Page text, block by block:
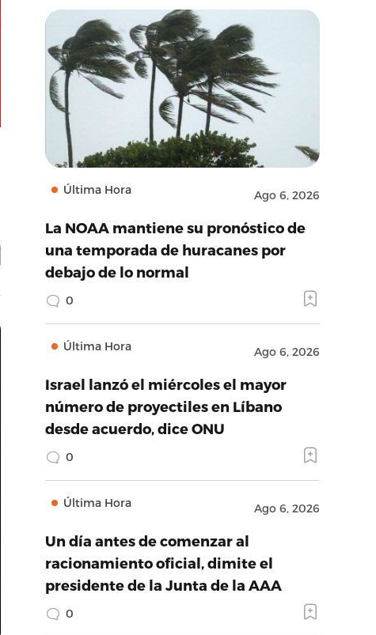
Última Hora Ago 6, 2026
La NOAA mantiene su pronóstico de
una temporada de huracanes por
debajo de lo normal
0
Última Hora Ago 6, 2026
Israel lanzó el miércoles el mayor
número de proyectiles en Líbano
desde acuerdo, dice ONU
0
Última Hora Ago 6, 2026
Un día antes de comenzar al
racionamiento oficial, dimite el
presidente de la Junta de la AAA
0